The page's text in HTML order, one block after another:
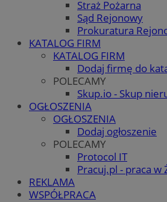
Straż Pożarna
Sąd Rejonowy
Prokuratura
KATALOG FIRM
KATALOG FIRM
Dodaj firmę do
POLECAMY
Skup.io - Skup
OGŁOSZENIA
OGŁOSZENIA
Dodaj ogłoszenie
POLECAMY
Protocol IT
Pracuj.pl - praca w
REKLAMA
WSPÓŁPRACA